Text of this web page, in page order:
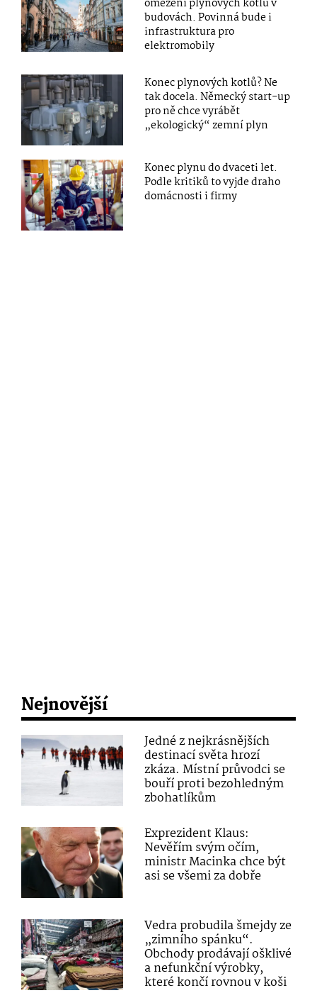
omezení plynových kotlů v
budovách. Povinná bude i
infrastruktura pro
elektromobily
Konec plynových kotlů? Ne
tak docela. Německý start-up
pro ně chce vyrábět
„ekologický“ zemní plyn
Konec plynu do dvaceti let.
Podle kritiků to vyjde draho
domácnosti i firmy
Nejnovější
Jedné z nejkrásnějších
destinací světa hrozí
zkáza. Místní průvodci se
bouří proti bezohledným
zbohatlíkům
Exprezident Klaus:
Nevěřím svým očím,
ministr Macinka chce být
asi se všemi za dobře
Vedra probudila šmejdy ze
„zimního spánku“.
Obchody prodávají ošklivé
a nefunkční výrobky,
které končí rovnou v koši